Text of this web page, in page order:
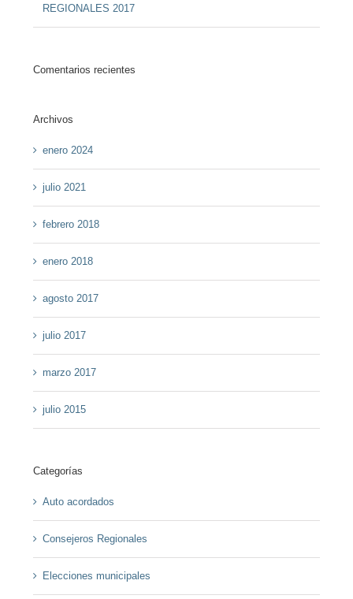
REGIONALES 2017
Comentarios recientes
Archivos
enero 2024
julio 2021
febrero 2018
enero 2018
agosto 2017
julio 2017
marzo 2017
julio 2015
Categorías
Auto acordados
Consejeros Regionales
Elecciones municipales